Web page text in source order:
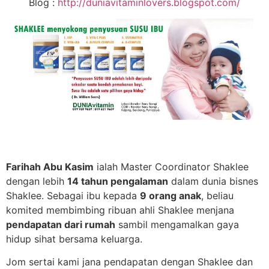
Blog : http://duniavitaminlovers.blogspot.com/
Farihah Abu Kasim ialah Master Coordinator Shaklee
dengan lebih 14 tahun pengalaman dalam dunia bisnes
Shaklee. Sebagai ibu kepada 9 orang anak, beliau
komited membimbing ribuan ahli Shaklee menjana
pendapatan dari rumah sambil mengamalkan gaya
hidup sihat bersama keluarga.
Jom sertai kami jana pendapatan dengan Shaklee dan